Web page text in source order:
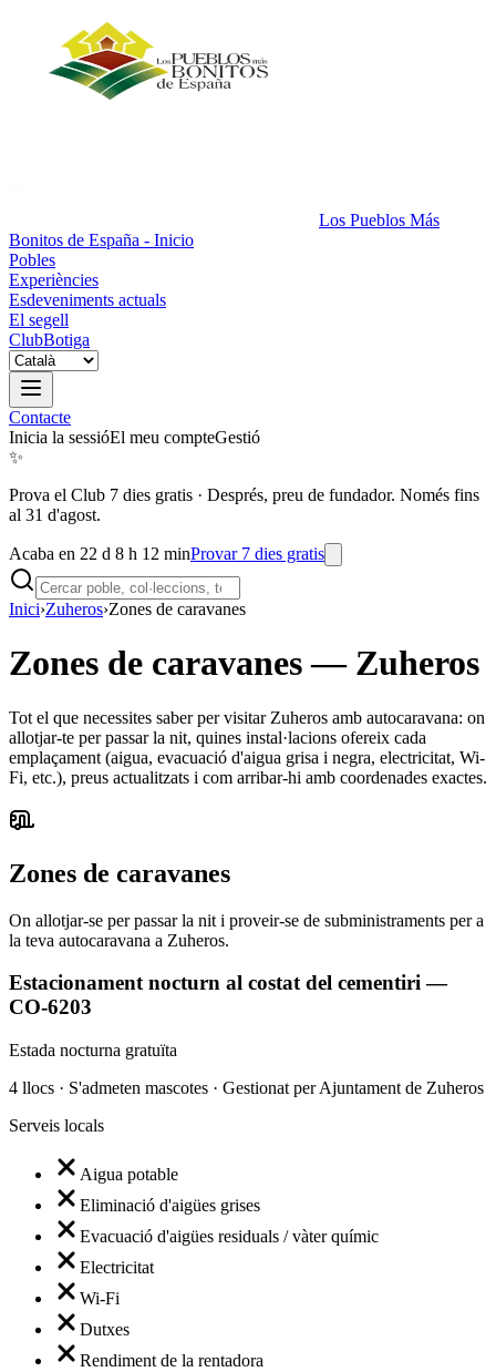
Los Pueblos Más
Bonitos de España - Inicio
Pobles
Experiències
Esdeveniments actuals
El segell
ClubBotiga
Contacte
Inicia la sessióEl meu compteGestió
✨
Prova el Club 7 dies gratis · Després, preu de fundador. Només fins
al 31 d'agost.
Acaba en 22 d 8 h 12 minProvar 7 dies gratis
Inici›Zuheros›Zones de caravanes
Zones de caravanes— Zuheros
Tot el que necessites saber per visitar Zuheros amb autocaravana: on
allotjar-te per passar la nit, quines instal·lacions ofereix cada
emplaçament (aigua, evacuació d'aigua grisa i negra, electricitat, Wi-
Fi, etc.), preus actualitzats i com arribar-hi amb coordenades exactes.
Zones de caravanes
On allotjar-se per passar la nit i proveir-se de subministraments per a
la teva autocaravana a Zuheros.
Estacionament nocturn al costat del cementiri —
CO-6203
Estada nocturna gratuïta
4 llocs · S'admeten mascotes · Gestionat per Ajuntament de Zuheros
Serveis locals
Aigua potable
Eliminació d'aigües grises
Evacuació d'aigües residuals / vàter químic
Electricitat
Wi-Fi
Dutxes
Rendiment de la rentadora